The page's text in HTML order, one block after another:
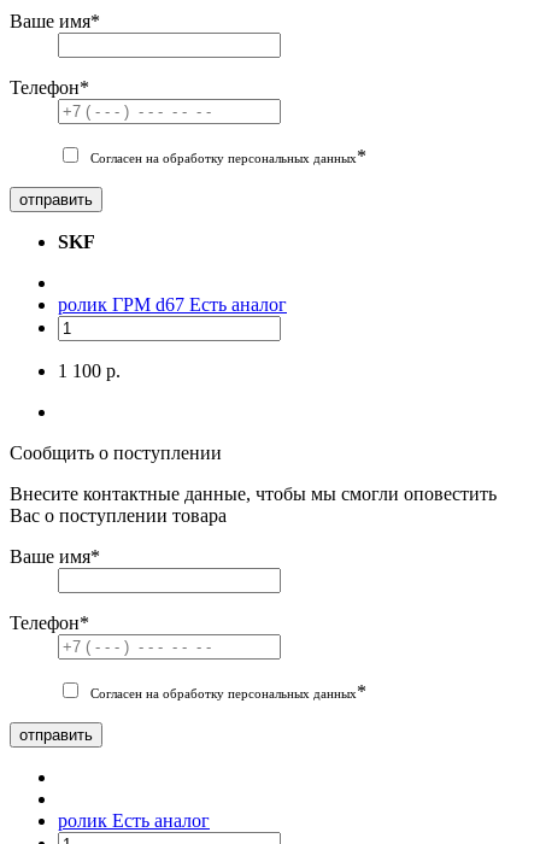
Ваше имя*
Телефон*
Согласен на обработку персональных данных*
отправить
SKF
ролик ГРМ d67 Есть аналог
1 100 р.
Сообщить о поступлении
Внесите контактные данные, чтобы мы смогли оповестить
Вас о поступлении товара
Ваше имя*
Телефон*
Согласен на обработку персональных данных*
отправить
ролик Есть аналог